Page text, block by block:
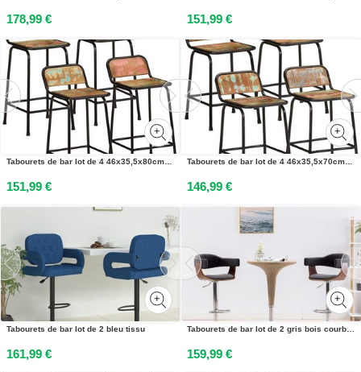
178,99 € 151,99 €
Tabourets de bar lot de 4 46x35,5x80cm bois massif récupération
151,99 €
Tabourets de bar lot de 4 46x35,5x70cm bois massif récupération
146,99 €
Tabourets de bar lot de 2 bleu tissu
161,99 €
Tabourets de bar lot de 2 gris bois courbé et tissu
159,99 €